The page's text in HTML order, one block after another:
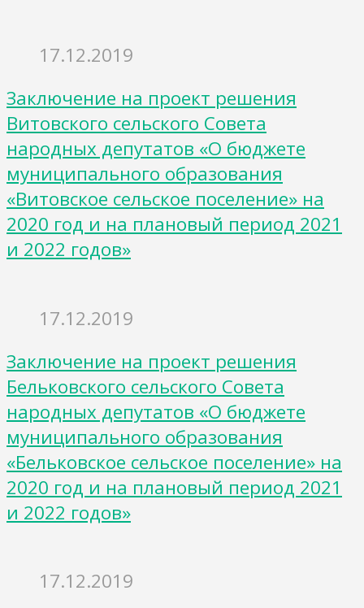
17.12.2019
Заключение на проект решения
Витовского сельского Совета
народных депутатов «О бюджете
муниципального образования
«Витовское сельское поселение» на
2020 год и на плановый период 2021
и 2022 годов»
17.12.2019
Заключение на проект решения
Бельковского сельского Совета
народных депутатов «О бюджете
муниципального образования
«Бельковское сельское поселение» на
2020 год и на плановый период 2021
и 2022 годов»
17.12.2019